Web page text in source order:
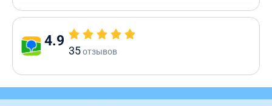
4.9
35отзывов